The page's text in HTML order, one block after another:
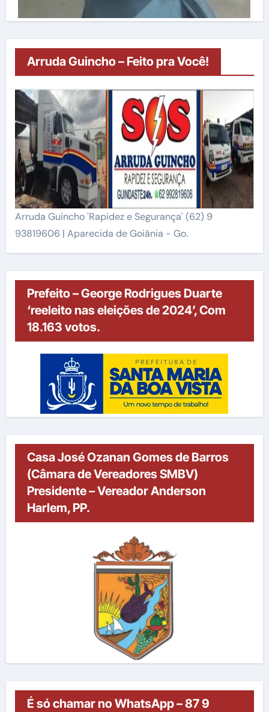
Arruda Guincho – Feito pra Você!
Arruda Guincho 'Rapidez e Segurança' (62) 9
93819606 | Aparecida de Goiânia - Go.
Prefeito – George Rodrigues Duarte
‘reeleito nas eleições de 2024’, Com
18.163 votos.
Casa José Ozanan Gomes de Barros
(Câmara de Vereadores SMBV)
Presidente – Vereador Anderson
Harlem, PP.
É só chamar no WhatsApp – 87 9